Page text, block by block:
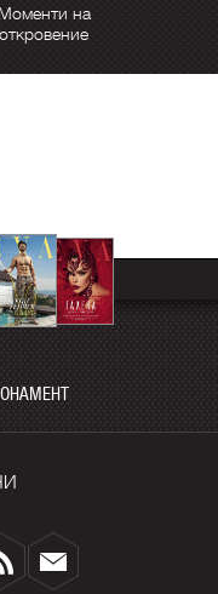
Моменти на
откровение